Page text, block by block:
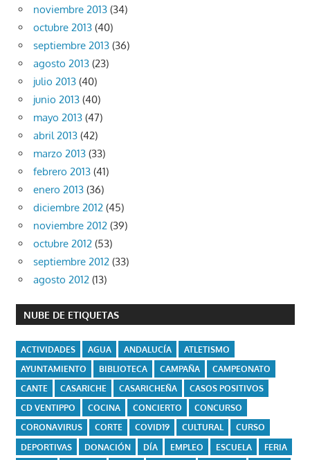
noviembre 2013 (34)
octubre 2013 (40)
septiembre 2013 (36)
agosto 2013 (23)
julio 2013 (40)
junio 2013 (40)
mayo 2013 (47)
abril 2013 (42)
marzo 2013 (33)
febrero 2013 (41)
enero 2013 (36)
diciembre 2012 (45)
noviembre 2012 (39)
octubre 2012 (53)
septiembre 2012 (33)
agosto 2012 (13)
NUBE DE ETIQUETAS
ACTIVIDADES AGUA ANDALUCÍA
ATLETISMO
AYUNTAMIENTO
BIBLIOTECA CAMPAÑA
CAMPEONATO
CANTE
CASARICHE CASARICHEÑA
CASOS POSITIVOS
CD VENTIPPO
COCINA CONCIERTO
CONCURSO
CORONAVIRUS
CORTE COVID19 CULTURAL
CURSO
DEPORTIVAS
DONACIÓN DÍA EMPLEO ESCUELA
FERIA